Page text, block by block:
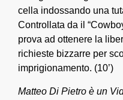
cella indossando una
Controllata da il
prova ad ottenere la
richieste bizzarre per
imprigionamento. (10’)
Matteo Di Pietro è un